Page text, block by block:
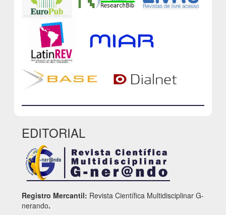
EDITORIAL
Registro Mercantil: Revista Científica Multidisciplinar G-
nerando.